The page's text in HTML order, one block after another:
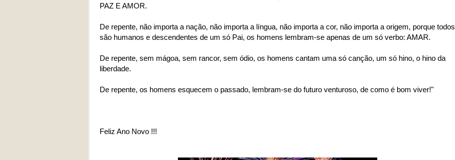
PAZ E AMOR.
De repente, não importa a nação, não importa a língua, não importa a cor, não importa a origem, porque todos
são humanos e descendentes de um só Pai, os homens lembram-se apenas de um só verbo: AMAR.
De repente, sem mágoa, sem rancor, sem ódio, os homens cantam uma só canção, um só hino, o hino da
liberdade.
De repente, os homens esquecem o passado, lembram-se do futuro venturoso, de como é bom viver!"
Feliz Ano Novo !!!